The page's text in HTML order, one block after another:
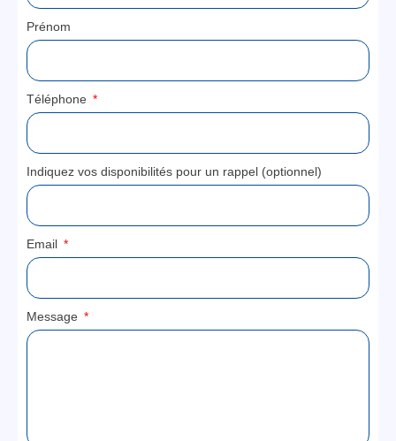
Prénom
Téléphone
Indiquez vos disponibilités pour un rappel (optionnel)
Email
Message